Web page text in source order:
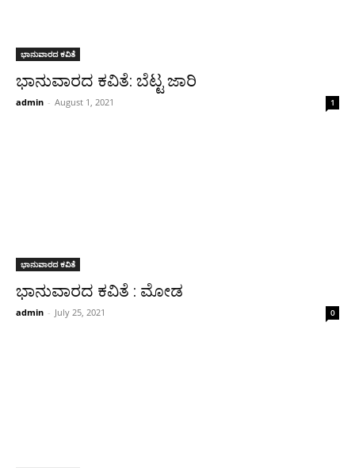
ಭಾನುವಾರದ ಕವಿತೆ
ಭಾನುವಾರದ ಕವಿತೆ: ಬೆಟ್ಟ ಜಾರಿ
admin - August 1, 2021 1
ಭಾನುವಾರದ ಕವಿತೆ
‌ಭಾನುವಾರದ ಕವಿತೆ : ಮೋಡ
admin - July 25, 2021 0